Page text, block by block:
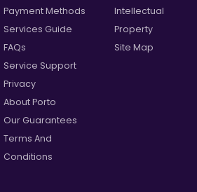
Payment Methods
Services Guide
FAQs
Service Support
Privacy
About Porto
Our Guarantees
Terms And
Conditions
Intellectual
Property
Site Map